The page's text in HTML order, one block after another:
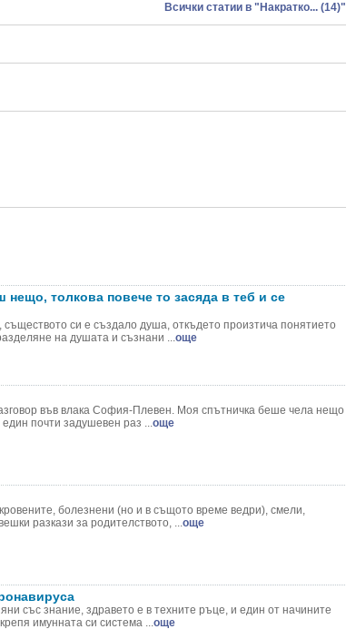
Всички статии в "Накратко... (14)"
толкова повече то засяда в теб и се
си е създало душа, откъдето произтича понятието
на душата и съзнани ...още
във влака София-Плевен. Моя спътничка беше чела нещо
почти задушевен раз ...още
болезнени (но и в същото време ведри), смели,
разкази за родителството, ...още
със знание, здравето е в техните ръце, и един от начините
имунната си система ...още